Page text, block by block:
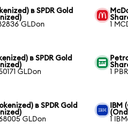
в SPDR Gold
GLDon
1
в SPDR Gold
GLDon
1
в SPDR Gold
GLDon
IBM
1